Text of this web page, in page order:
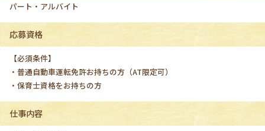
パート・アルバイト
応募資格
【必須条件】
・普通自動車運転免許お持ちの方（AT限定可）
・保育士資格をお持ちの方
仕事内容